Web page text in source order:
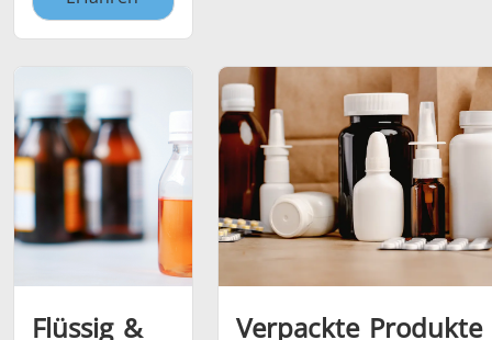
Flüssig &
Verpackte Produkte